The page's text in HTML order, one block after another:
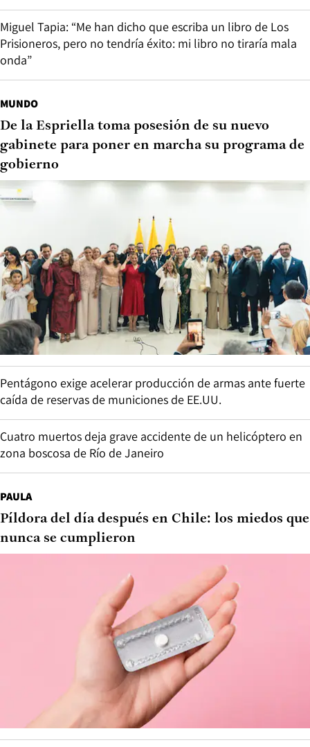
Miguel Tapia: “Me han dicho que escriba un libro de Los
Prisioneros, pero no tendría éxito: mi libro no tiraría mala
onda”
MUNDO
De la Espriella toma posesión de su nuevo
gabinete para poner en marcha su programa de
gobierno
Pentágono exige acelerar producción de armas ante fuerte
caída de reservas de municiones de EE.UU.
Cuatro muertos deja grave accidente de un helicóptero en
zona boscosa de Río de Janeiro
PAULA
Píldora del día después en Chile: los miedos que
nunca se cumplieron